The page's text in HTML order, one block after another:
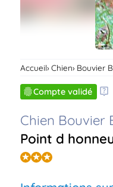
Accueil Chien Bouvier
Compte validé
Chien Bouvier
Point d